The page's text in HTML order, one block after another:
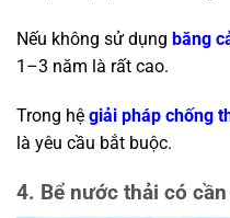
Nếu không sử dụng băng
1–3 năm là rất cao.
Trong hệ giải pháp chống
là yêu cầu bắt buộc.
4. Bể nước thải có